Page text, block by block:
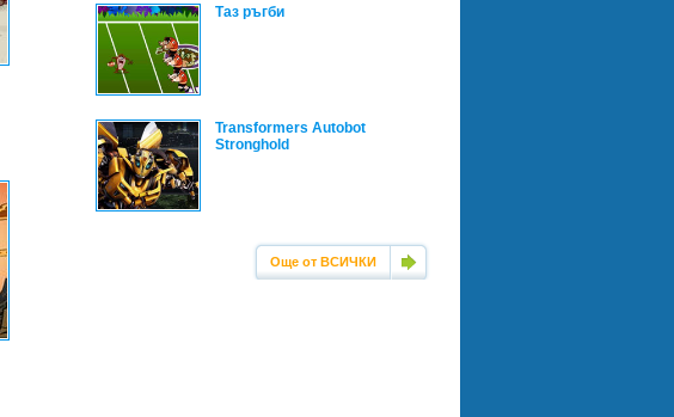
Таз ръгби
Transformers Autobot
Stronghold
Още от ВСИЧКИ